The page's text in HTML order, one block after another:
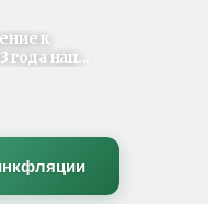
к
нап...